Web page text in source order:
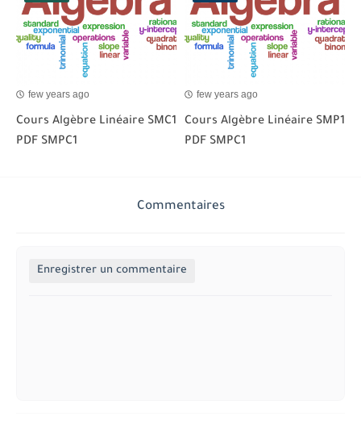
few years ago
Cours Algèbre Linéaire SMC1
PDF SMPC1
few years ago
Cours Algèbre Linéaire SMP1
PDF SMPC1
Commentaires
Enregistrer un commentaire